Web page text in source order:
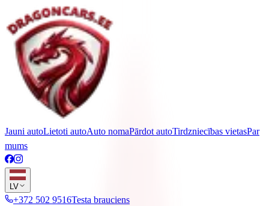
Jauni autoLietoti autoAuto nomaPārdot autoTirdzniecības vietasPar
mums
LV
+372 502 9516Testa brauciens